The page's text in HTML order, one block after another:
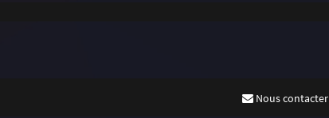
Nous contacter